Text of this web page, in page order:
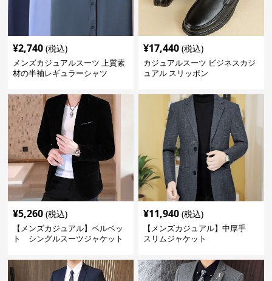
¥2,740 (税込)
メンズカジュアルスーツ 上質素
材の半袖レギュラーシャツ
¥17,440 (税込)
カジュアルスーツ ビジネスカジ
ュアル スリッポン
¥5,260 (税込)
【メンズカジュアル】ベルベッ
ト シングルスーツジャケット
¥11,940 (税込)
【メンズカジュアル】中厚手
スリムジャケット